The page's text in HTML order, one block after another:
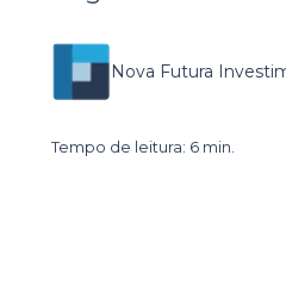
Nova Futura
Tempo de leitura: 6 min.